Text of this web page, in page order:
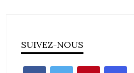
SUIVEZ-NOUS